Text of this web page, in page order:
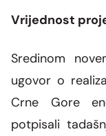
Vrijednost
Sredinom
ugovor o
Crne Gore
potpisali